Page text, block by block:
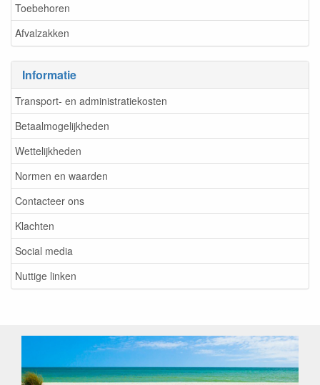
Toebehoren
Afvalzakken
Informatie
Transport- en administratiekosten
Betaalmogelijkheden
Wettelijkheden
Normen en waarden
Contacteer ons
Klachten
Social media
Nuttige linken